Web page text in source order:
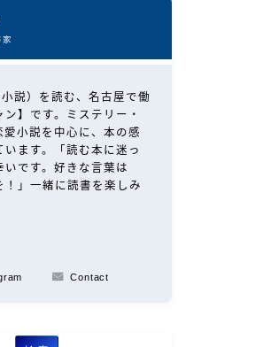
家
説）を読む、名古屋で働
】です。ミステリー・
小説を中心に、本の感
ます。「読む本に迷っ
です。好きな言葉は
！」一緒に読書を楽しみ
Contact